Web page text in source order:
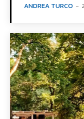
ANDREA TURCO -